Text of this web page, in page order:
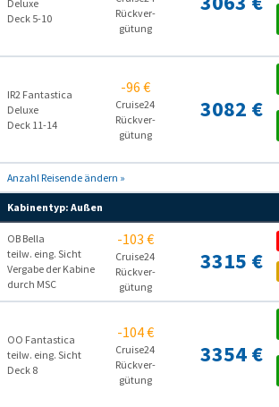
Deluxe
Deck 5-10
Rückver­
gütung
IR2 Fantastica
Deluxe
Deck 11-14
-96 €
Cruise24
Rückver­
gütung
3082 €
Anzahl Reisende ändern »
Kabinentyp: Außen
OB Bella
teilw. eing. Sicht
Vergabe der Kabine
durch MSC
-103 €
Cruise24
Rückver­
gütung
3315 €
OO Fantastica
teilw. eing. Sicht
Deck 8
-104 €
Cruise24
Rückver­
gütung
3354 €